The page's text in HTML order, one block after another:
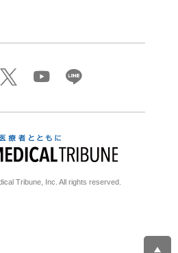
Tribune, Inc. All rights reserved.